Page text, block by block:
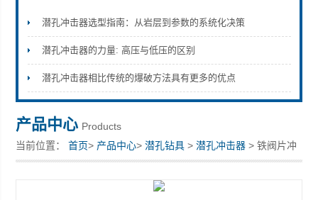
宣化县瑞科钻孔机械厂
潜孔冲击器选型指南：从岩层到参数的系统化决策
潜孔冲击器的力量: 高压与低压的区别
潜孔冲击器相比传统的爆破方法具有更多的优点
产品中心 Products
当前位置：首页> 产品中心>潜孔钻具 >潜孔冲击器 > 铁阀片冲
击器